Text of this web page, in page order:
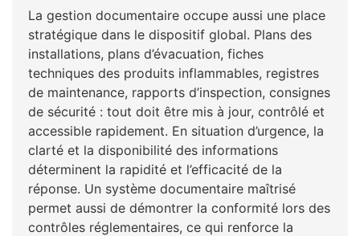
La gestion documentaire occupe aussi une place
stratégique dans le dispositif global. Plans des
installations, plans d’évacuation, fiches
techniques des produits inflammables, registres
de maintenance, rapports d’inspection, consignes
de sécurité : tout doit être mis à jour, contrôlé et
accessible rapidement. En situation d’urgence, la
clarté et la disponibilité des informations
déterminent la rapidité et l’efficacité de la
réponse. Un système documentaire maîtrisé
permet aussi de démontrer la conformité lors des
contrôles réglementaires, ce qui renforce la